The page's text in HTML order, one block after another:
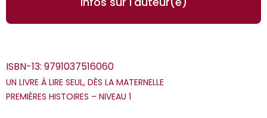
ISBN-13: 9791037516060
UN LIVRE À LIRE SEUL, DÈS LA MATERNELLE
PREMIÈRES HISTOIRES – NIVEAU 1